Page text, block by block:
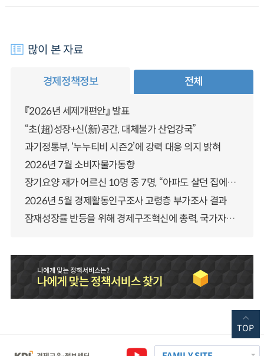
많이 본 자료
경제정책정보 전체
『2026년 세제개편안』 발표
“초(超)성장+신(新)공간, 대체불가 산업강국”
과기정통부, ‘누누티비 시즌2’에 강력 대응 의지 밝혀
2026년 7월 소비자물가동향
장기요양 재가 어르신 10명 중 7명, “아파도 살던 집에서 살겠다” 「2025년 장기요양실태조사」 결과 발표
2026년 5월 경제활동인구조사 고령층 부가조사 결과
잠재성장률 반등을 위해 경제구조혁신에 총력, 국가자산 관리체계 대전환
TOP